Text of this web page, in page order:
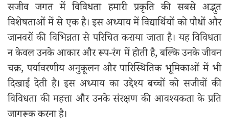
सजीव जगत में विविधता हमारी प्रकृति की सबसे अद्भुत
विशेषताओं में से एक है। इस अध्याय में विद्यार्थियों को पौधों और
जानवरों की विभिन्नता से परिचित कराया जाता है। यह विविधता
न केवल उनके आकार और रूप-रंग में होती है, बल्कि उनके जीवन
चक्र, पर्यावरणीय अनुकूलन और पारिस्थितिक भूमिकाओं में भी
दिखाई देती है। इस अध्याय का उद्देश्य बच्चों को सजीवों की
विविधता की महत्ता और उनके संरक्षण की आवश्यकता के प्रति
जागरूक करना है।